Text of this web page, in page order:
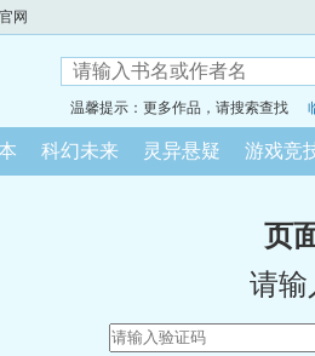
网
温馨提示：更多作品，请搜索查找
科幻未来 灵异悬疑 游戏竞
页
请输